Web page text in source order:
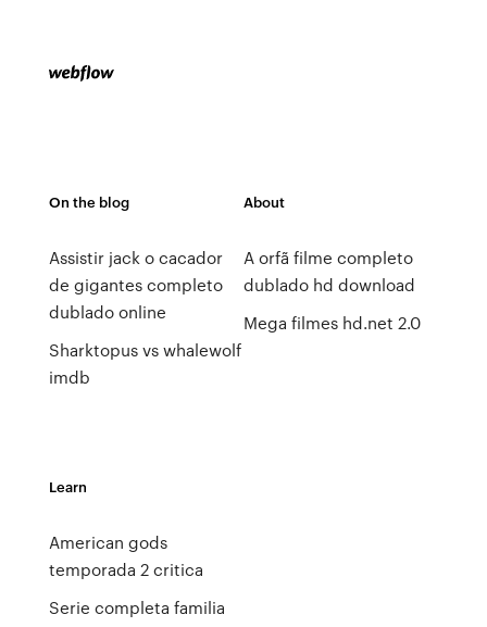
On the blog
Assistir jack o cacador
de gigantes completo
dublado online
Sharktopus vs whalewolf
imdb
About
A orfã filme completo
dublado hd download
Mega filmes hd.net 2.0
Learn
American gods
temporada 2 critica
Serie completa familia